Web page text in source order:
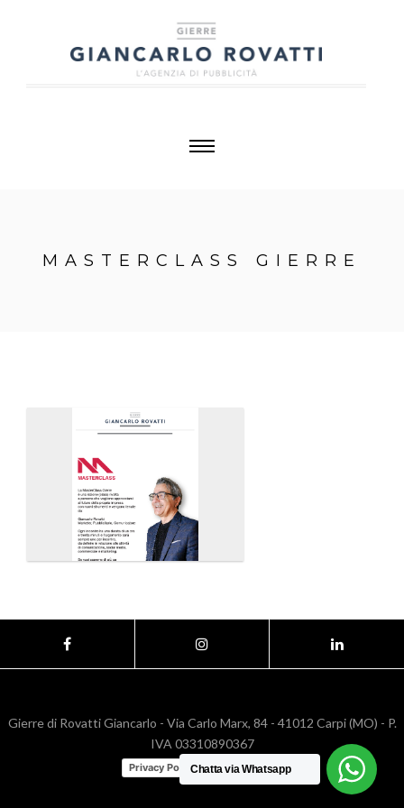
MASTERCLASS GIERRE
Gierre di Rovatti Giancarlo - Via Carlo Marx, 84 - 41012 Carpi (MO) - P.
IVA 03310890367
Privacy Policy Cookie Policy
Chatta via Whatsapp